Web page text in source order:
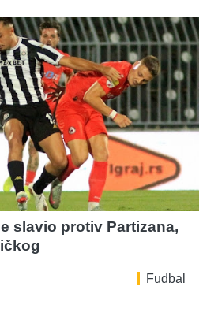
slavio protiv Partizana,
Fudbal